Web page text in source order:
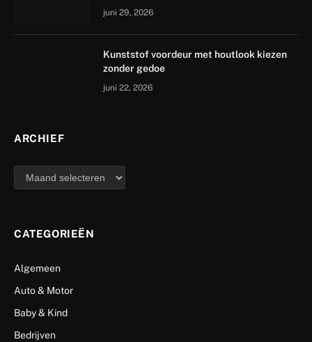
juni 29, 2026
Kunststof voordeur met houtlook kiezen
zonder gedoe
juni 22, 2026
ARCHIEF
archief
CATEGORIEËN
Algemeen
Auto & Motor
Baby & Kind
Bedrijven